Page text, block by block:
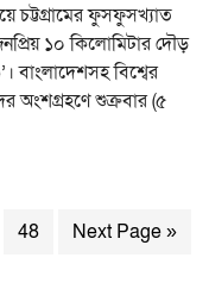
চট্টগ্রামের ফুসফুসখ্যাত
১০ কিলোমিটার দৌড়
বাংলাদেশসহ বিশ্বের
অংশগ্রহণে শুক্রবার (৫
48 Next Page »